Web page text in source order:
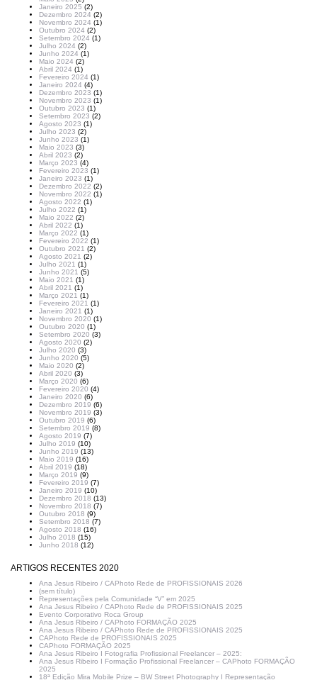
Janeiro 2025 (2)
Dezembro 2024 (2)
Novembro 2024 (1)
Outubro 2024 (2)
Setembro 2024 (1)
Julho 2024 (2)
Junho 2024 (1)
Maio 2024 (2)
Abril 2024 (1)
Fevereiro 2024 (1)
Janeiro 2024 (4)
Dezembro 2023 (1)
Novembro 2023 (1)
Outubro 2023 (1)
Setembro 2023 (2)
Agosto 2023 (1)
Julho 2023 (2)
Junho 2023 (1)
Maio 2023 (3)
Abril 2023 (2)
Março 2023 (4)
Fevereiro 2023 (1)
Janeiro 2023 (1)
Dezembro 2022 (2)
Novembro 2022 (1)
Agosto 2022 (1)
Julho 2022 (1)
Maio 2022 (2)
Abril 2022 (1)
Março 2022 (1)
Fevereiro 2022 (1)
Outubro 2021 (2)
Agosto 2021 (2)
Julho 2021 (1)
Junho 2021 (5)
Maio 2021 (1)
Abril 2021 (1)
Março 2021 (1)
Fevereiro 2021 (1)
Janeiro 2021 (1)
Novembro 2020 (1)
Outubro 2020 (1)
Setembro 2020 (3)
Agosto 2020 (2)
Julho 2020 (3)
Junho 2020 (5)
Maio 2020 (2)
Abril 2020 (3)
Março 2020 (6)
Fevereiro 2020 (4)
Janeiro 2020 (6)
Dezembro 2019 (6)
Novembro 2019 (3)
Outubro 2019 (6)
Setembro 2019 (8)
Agosto 2019 (7)
Julho 2019 (10)
Junho 2019 (13)
Maio 2019 (16)
Abril 2019 (18)
Março 2019 (9)
Fevereiro 2019 (7)
Janeiro 2019 (10)
Dezembro 2018 (13)
Novembro 2018 (7)
Outubro 2018 (9)
Setembro 2018 (7)
Agosto 2018 (16)
Julho 2018 (15)
Junho 2018 (12)
ARTIGOS RECENTES 2020
Ana Jesus Ribeiro / CAPhoto Rede de PROFISSIONAIS 2026
(sem título)
Representações pela Comunidade “V” em 2025
Ana Jesus Ribeiro / CAPhoto Rede de PROFISSIONAIS 2025
Evento Corporativo Roca Group
Ana Jesus Ribeiro / CAPhoto FORMAÇÃO 2025
Ana Jesus Ribeiro / CAPhoto Rede de PROFISSIONAIS 2025
CAPhoto Rede de PROFISSIONAIS 2025
CAPhoto FORMAÇÃO 2025
Ana Jesus Ribeiro I Fotografia Profissional Freelancer – 2025:
Ana Jesus Ribeiro I Formação Profissional Freelancer – CAPhoto FORMAÇÃO
2025
18ª Edição Mira Mobile Prize – BW Street Photography I Representação